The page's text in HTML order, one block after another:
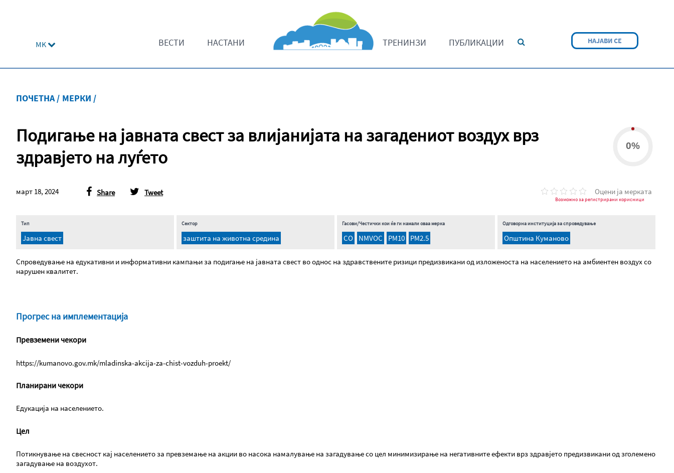
MK ВЕСТИ НАСТАНИ ТРЕНИНЗИ ПУБЛИКАЦИИ НАЈАВИ СЕ
ПОЧЕТНА / МЕРКИ /
Подигање на јавната свест за влијанијата на загадениот воздух врз
здравјето на луѓето
0%
март 18, 2024 Share Tweet Оцени ја мерката
Возможно за регистрирани корисници
Тип
Јавна свест
Сектор
заштита на животна средина
Гасови/Честички кои ќе ги намали оваа мерка
CO NMVOC PM10 PM2.5
Одговорна институција за спроведување
Општина Куманово
Спроведување на едукативни и информативни кампањи за подигање на јавната свест во однос на здравствените ризици предизвикани од изложеноста на населението на амбиентен воздух со
нарушен квалитет.
Прогрес на имплементација
Превземени чекори
https://kumanovo.gov.mk/mladinska-akcija-za-chist-vozduh-proekt/
Планирани чекори
Едукација на населението.
Цел
Потикнување на свесност кај населението за превземање на акции во насока намалување на загадување со цел минимизирање на негативните ефекти врз здравјето предизвикани од зголемено
загадување на воздухот.